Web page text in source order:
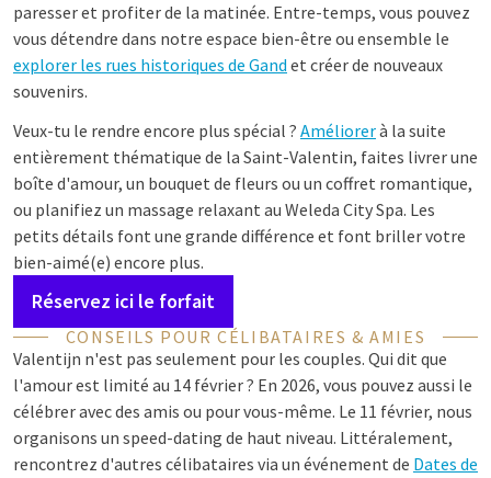
paresser et profiter de la matinée. Entre-temps, vous pouvez
vous détendre dans notre espace bien-être ou ensemble le
explorer les rues historiques de Gand et créer de nouveaux
souvenirs.
Veux-tu le rendre encore plus spécial ? Améliorerà la suite
entièrement thématique de la Saint-Valentin, faites livrer une
boîte d'amour, un bouquet de fleurs ou un coffret romantique,
ou planifiez un massage relaxant au Weleda City Spa. Les
petits détails font une grande différence et font briller votre
bien-aimé(e) encore plus.
Réservez ici le forfait
CONSEILS POUR CÉLIBATAIRES & AMIES
Valentijn n'est pas seulement pour les couples. Qui dit que
l'amour est limité au 14 février ? En 2026, vous pouvez aussi le
célébrer avec des amis ou pour vous-même. Le 11 février, nous
organisons un speed-dating de haut niveau. Littéralement,
rencontrez d'autres célibataires via un événement de Dates de